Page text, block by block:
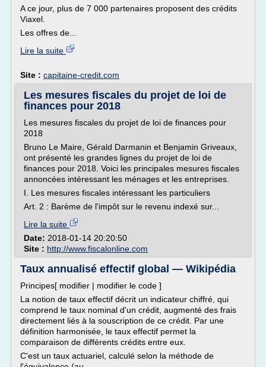
A ce jour, plus de 7 000 partenaires proposent des crédits
Viaxel.
Les offres de...
Lire la suite
Site : capitaine-credit.com
Les mesures fiscales du projet de loi de
finances pour 2018
Les mesures fiscales du projet de loi de finances pour
2018
Bruno Le Maire, Gérald Darmanin et Benjamin Griveaux,
ont présenté les grandes lignes du projet de loi de
finances pour 2018. Voici les principales mesures fiscales
annoncées intéressant les ménages et les entreprises.
I. Les mesures fiscales intéressant les particuliers
Art. 2 : Barème de l'impôt sur le revenu indexé sur...
Lire la suite
Date: 2018-01-14 20:20:50
Site : http://www.fiscalonline.com
Taux annualisé effectif global — Wikipédia
Principes[ modifier | modifier le code ]
La notion de taux effectif décrit un indicateur chiffré, qui
comprend le taux nominal d'un crédit, augmenté des frais
directement liés à la souscription de ce crédit. Par une
définition harmonisée, le taux effectif permet la
comparaison de différents crédits entre eux.
C'est un taux actuariel, calculé selon la méthode de